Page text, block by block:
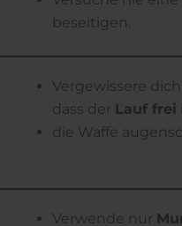
beseitigen.
Vergewissere dich
dass der Lauf frei
die Waffe
Verwende nur